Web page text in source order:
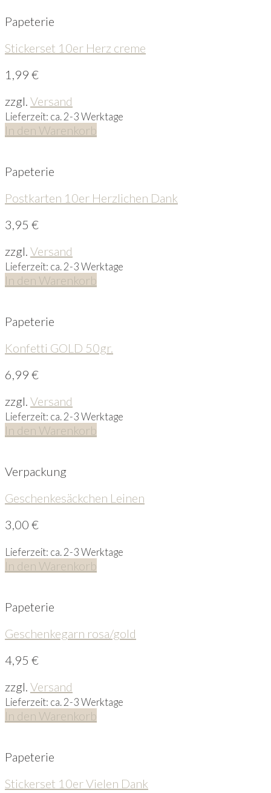
Papeterie
Stickerset 10er Herz creme
1,99 €
zzgl. Versand
Lieferzeit: ca. 2-3 Werktage
In den Warenkorb
Papeterie
Postkarten 10er Herzlichen Dank
3,95 €
zzgl. Versand
Lieferzeit: ca. 2-3 Werktage
In den Warenkorb
Papeterie
Konfetti GOLD 50gr.
6,99 €
zzgl. Versand
Lieferzeit: ca. 2-3 Werktage
In den Warenkorb
Verpackung
Geschenkesäckchen Leinen
3,00 €
Lieferzeit: ca. 2-3 Werktage
In den Warenkorb
Papeterie
Geschenkegarn rosa/gold
4,95 €
zzgl. Versand
Lieferzeit: ca. 2-3 Werktage
In den Warenkorb
Papeterie
Stickerset 10er Vielen Dank